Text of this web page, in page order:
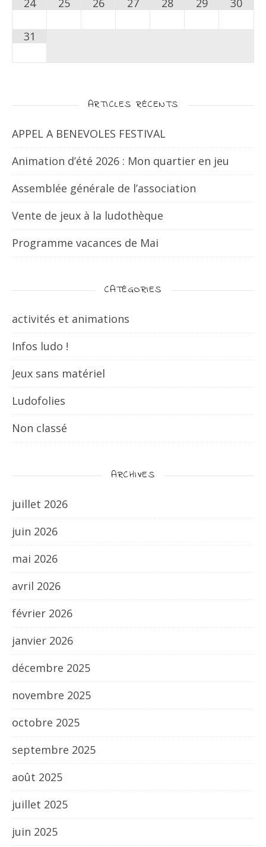
24 25 26 27 28 29 30
31
ARTICLES RÉCENTS
APPEL A BENEVOLES FESTIVAL
Animation d’été 2026 : Mon quartier en jeu
Assemblée générale de l’association
Vente de jeux à la ludothèque
Programme vacances de Mai
CATÉGORIES
activités et animations
Infos ludo !
Jeux sans matériel
Ludofolies
Non classé
ARCHIVES
juillet 2026
juin 2026
mai 2026
avril 2026
février 2026
janvier 2026
décembre 2025
novembre 2025
octobre 2025
septembre 2025
août 2025
juillet 2025
juin 2025